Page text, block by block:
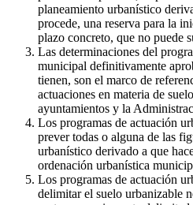
planeamiento urbanístico
procede, una reserva para la
plazo concreto, que no puede
Las determinaciones del
municipal definitivamente
tienen, son el marco de
actuaciones en materia de
ayuntamientos y la
Los programas de actuación
prever todas o alguna de las
urbanístico derivado a que
ordenación urbanística
Los programas de actuación
delimitar el suelo urbanizable